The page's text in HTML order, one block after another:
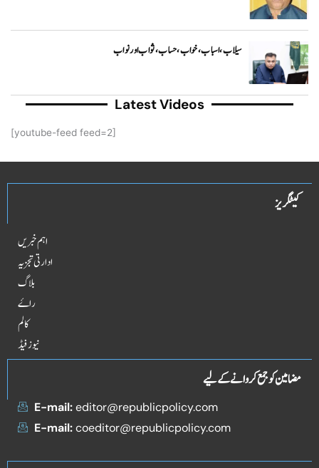
سیلاب، اسباب ،خواب ، حساب ، ثواب اور نواب
Latest Videos
[youtube-feed feed=2]
کیٹگریز
اہم خبریں
ادارتی تجزیہ
بلاگ
راۓ
کالم
نیوز فیڈ
مضامین کو جمع کروانے کے لیے
E-mail:editor@republicpolicy.com
E-mail:coeditor@republicpolicy.com